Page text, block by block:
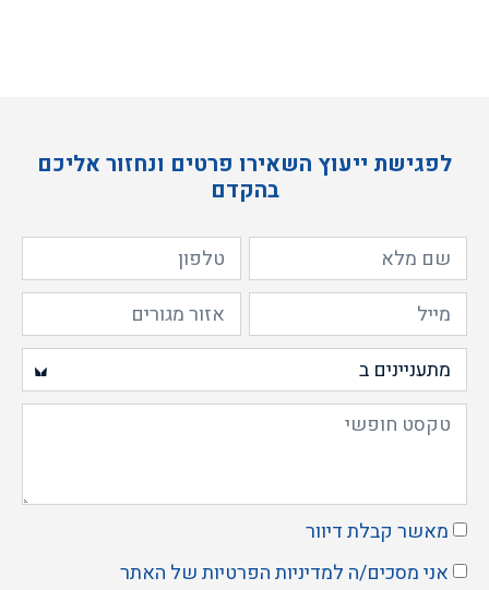
לפגישת ייעוץ השאירו פרטים ונחזור אליכם
בהקדם
מאשר קבלת דיוור
אני מסכים/ה למדיניות הפרטיותשל האתר